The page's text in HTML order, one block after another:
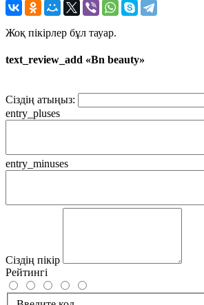
Жоқ пікірлер бұл тауар.
text_review_add «Bn beauty»
Сіздің атыңыз:
entry_pluses
entry_minuses
Сіздің пікір
Рейтингі